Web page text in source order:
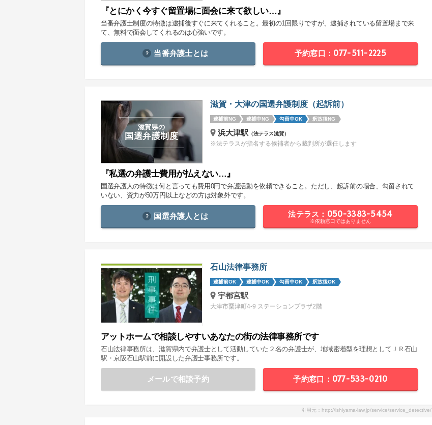
『とにかく今すぐ留置場に面会に来て欲しい…』
当番弁護士制度の特徴は逮捕後すぐに来てくれること。最初の1回限りですが、逮捕されている留置場まで来
て、無料で面会してくれるのは心強いです。
当番弁護士とは 予約窓口：077-511-2225
滋賀・大津の国選弁護制度（起訴前）
逮捕前NG 逮捕中NG 勾留中OK 釈放後NG
滋賀県の
国選弁護制度 浜大津駅 （法テラス滋賀）
※法テラスが指名する候補者から裁判所が選任します
『私選の弁護士費用が払えない…』
国選弁護人の特徴は何と言っても費用0円で弁護活動を依頼できること。ただし、起訴前の場合、勾留されて
いない、資力が50万円以上などの方は対象外です。
国選弁護人とは 法テラス：050-3383-5454
※依頼窓口ではありません
石山法律事務所
逮捕前OK 逮捕中OK 勾留中OK 釈放後OK
宇都宮駅
大津市粟津町4-9 ステーションプラザ2階
アットホームで相談しやすいあなたの街の法律事務所です
石山法律事務所は、滋賀県内で弁護士として活動していた２名の弁護士が、地域密着型を理想としてＪＲ石山
駅・京阪石山駅前に開設した弁護士事務所です。
メールで相談予約 予約窓口：077-533-0210
引用元：http://ishiyama-law.jp/service/service_detective/